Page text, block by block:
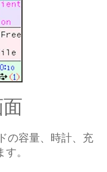
の容量、時計、充
。